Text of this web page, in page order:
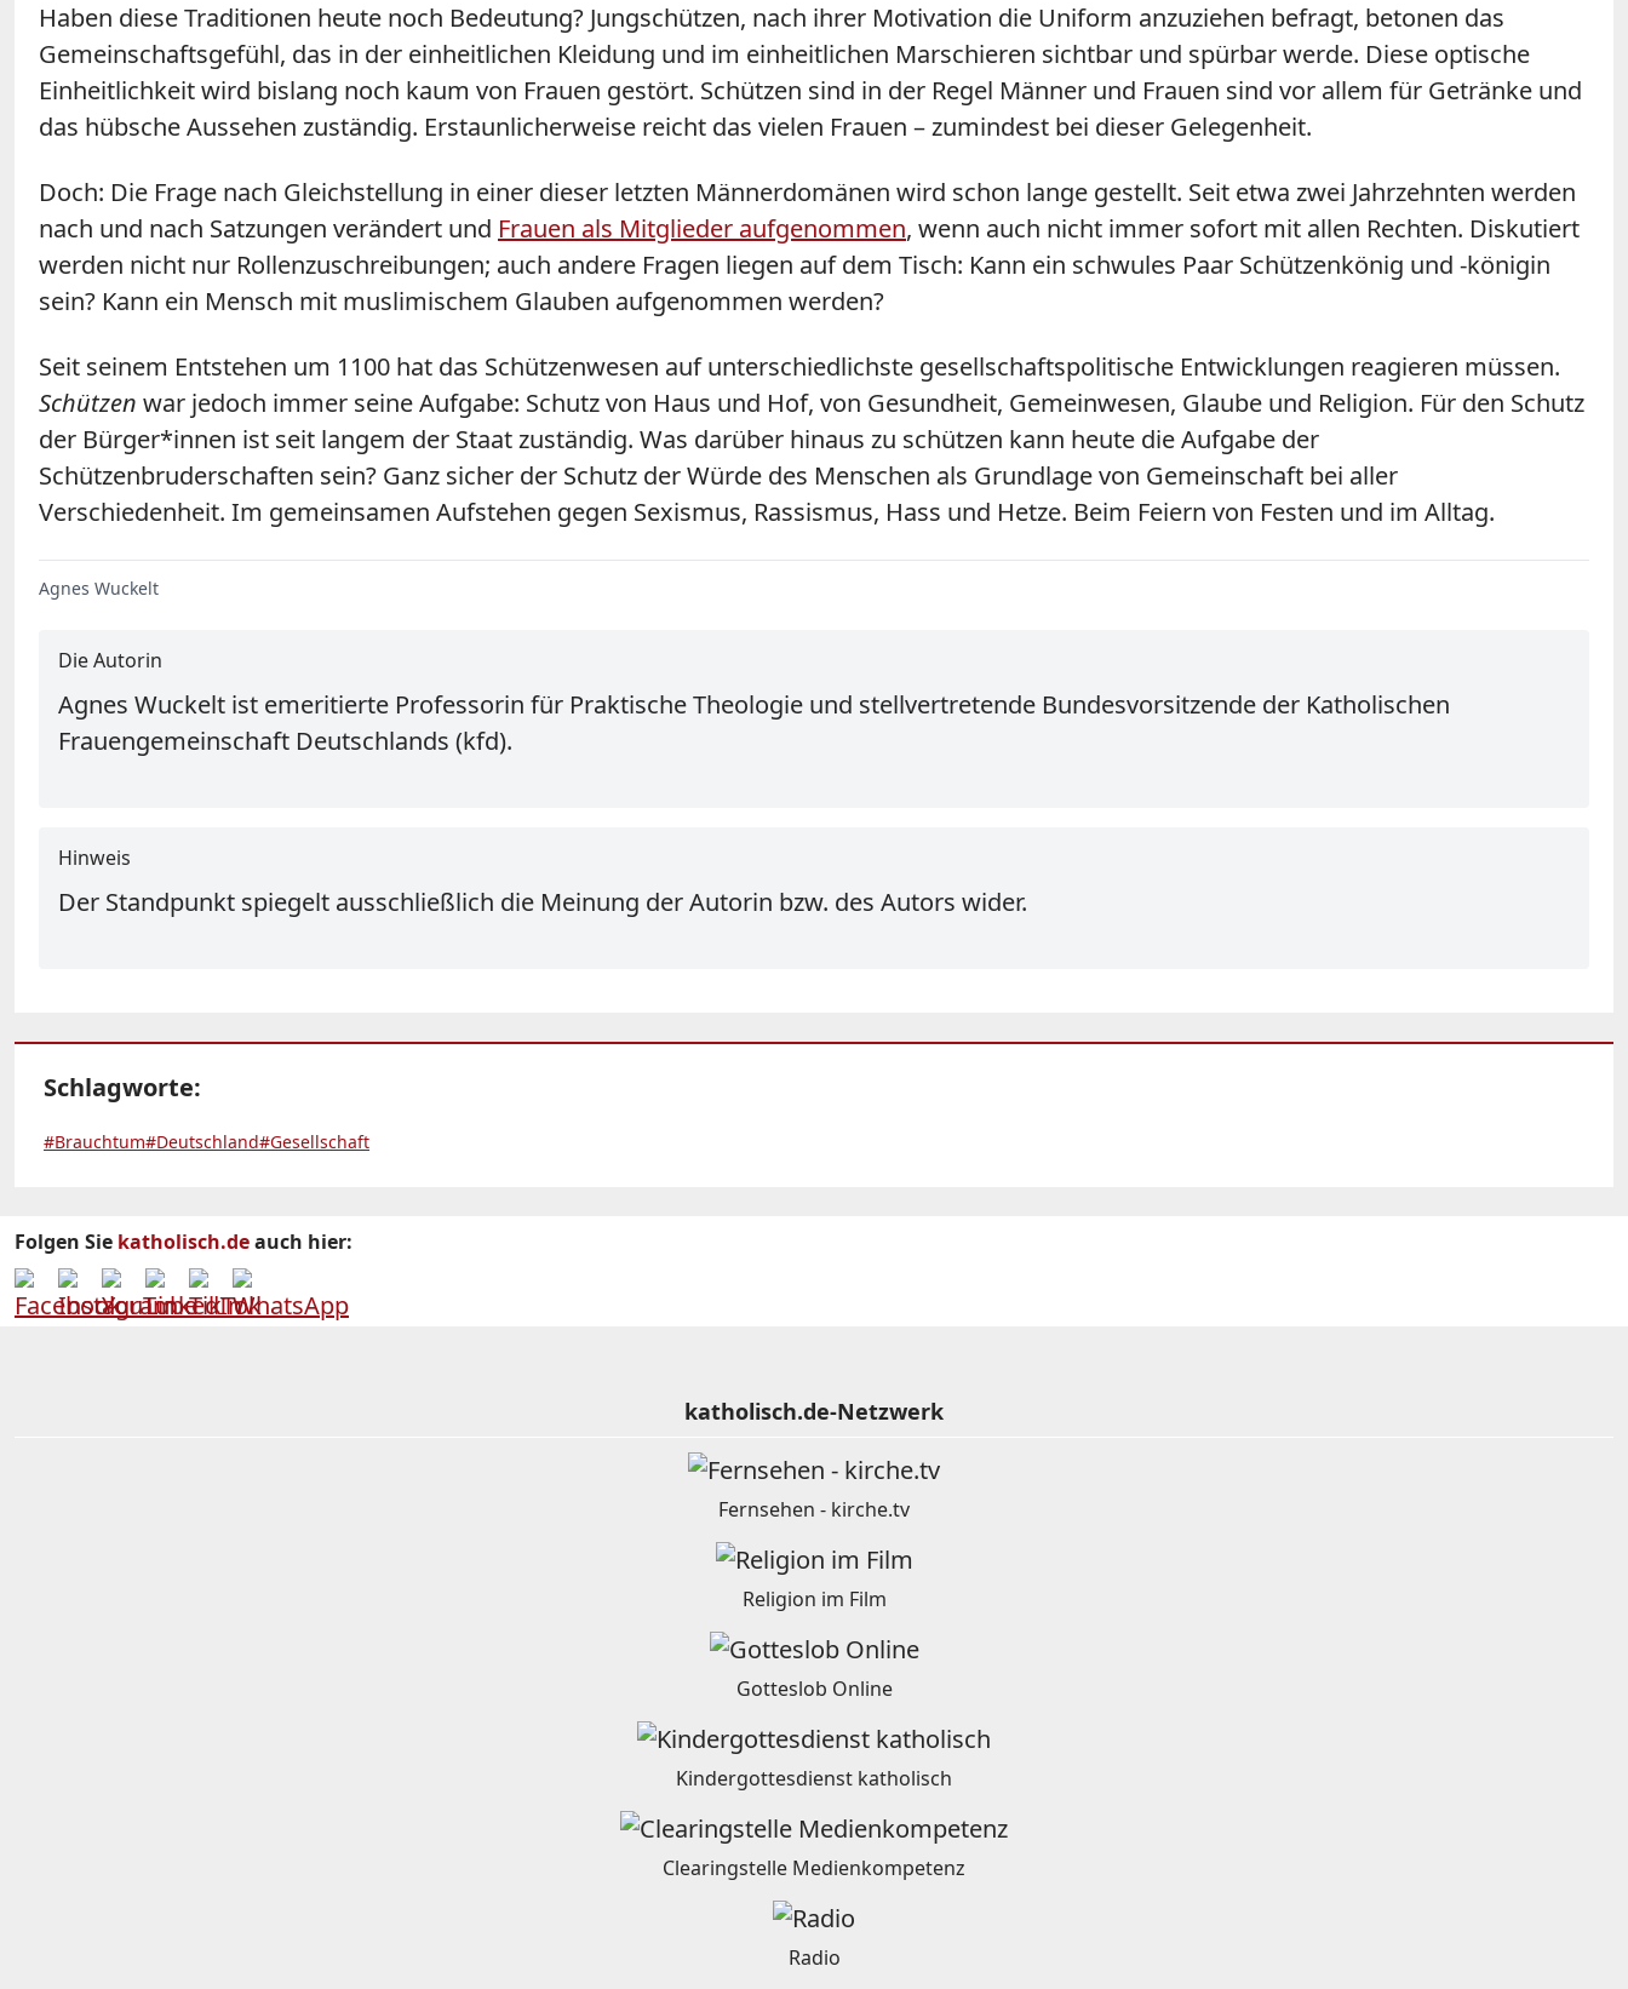
Haben diese Traditionen heute noch Bedeutung? Jungschützen, nach ihrer Motivation die Uniform anzuziehen befragt, betonen das
Gemeinschaftsgefühl, das in der einheitlichen Kleidung und im einheitlichen Marschieren sichtbar und spürbar werde. Diese optische
Einheitlichkeit wird bislang noch kaum von Frauen gestört. Schützen sind in der Regel Männer und Frauen sind vor allem für Getränke und
das hübsche Aussehen zuständig. Erstaunlicherweise reicht das vielen Frauen – zumindest bei dieser Gelegenheit.
Doch: Die Frage nach Gleichstellung in einer dieser letzten Männerdomänen wird schon lange gestellt. Seit etwa zwei Jahrzehnten werden
nach und nach Satzungen verändert und Frauen als Mitglieder aufgenommen, wenn auch nicht immer sofort mit allen Rechten. Diskutiert
werden nicht nur Rollenzuschreibungen; auch andere Fragen liegen auf dem Tisch: Kann ein schwules Paar Schützenkönig und -königin
sein? Kann ein Mensch mit muslimischem Glauben aufgenommen werden?
Seit seinem Entstehen um 1100 hat das Schützenwesen auf unterschiedlichste gesellschaftspolitische Entwicklungen reagieren müssen.
Schützen war jedoch immer seine Aufgabe: Schutz von Haus und Hof, von Gesundheit, Gemeinwesen, Glaube und Religion. Für den Schutz
der Bürger*innen ist seit langem der Staat zuständig. Was darüber hinaus zu schützen kann heute die Aufgabe der
Schützenbruderschaften sein? Ganz sicher der Schutz der Würde des Menschen als Grundlage von Gemeinschaft bei aller
Verschiedenheit. Im gemeinsamen Aufstehen gegen Sexismus, Rassismus, Hass und Hetze. Beim Feiern von Festen und im Alltag.
Agnes Wuckelt
Die Autorin
Agnes Wuckelt ist emeritierte Professorin für Praktische Theologie und stellvertretende Bundesvorsitzende der Katholischen
Frauengemeinschaft Deutschlands (kfd).
Hinweis
Der Standpunkt spiegelt ausschließlich die Meinung der Autorin bzw. des Autors wider.
Schlagworte:
#Brauchtum#Deutschland#Gesellschaft
Folgen Sie katholisch.deauch hier:
katholisch.de-Netzwerk
Fernsehen - kirche.tv
Religion im Film
Gotteslob Online
Kindergottesdienst katholisch
Clearingstelle Medienkompetenz
Radio